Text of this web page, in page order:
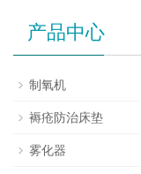
产品中心
制氧机
褥疮防治床垫
雾化器